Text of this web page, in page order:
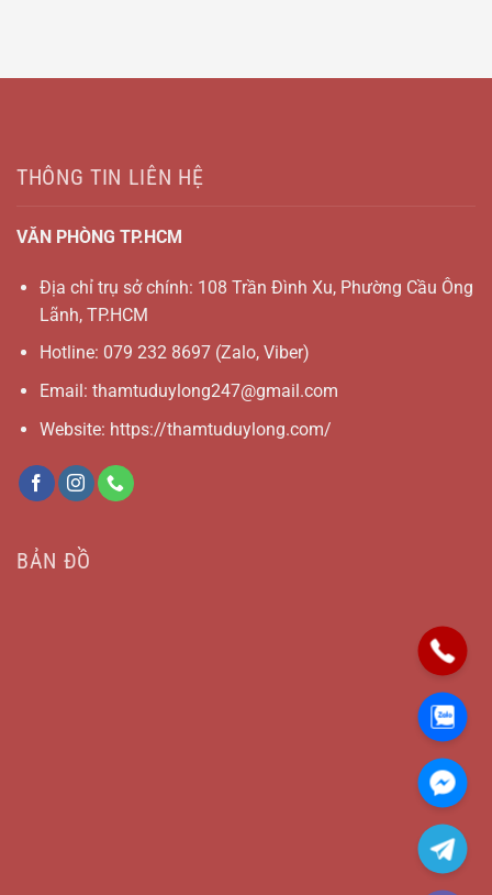
THÔNG TIN LIÊN HỆ
VĂN PHÒNG TP.HCM
Địa chỉ trụ sở chính: 108 Trần Đình Xu, Phường Cầu Ông
Lãnh, TP.HCM
Hotline: 079 232 8697(Zalo, Viber)
Email: thamtuduylong247@gmail.com
Website: https://thamtuduylong.com/
BẢN ĐỒ